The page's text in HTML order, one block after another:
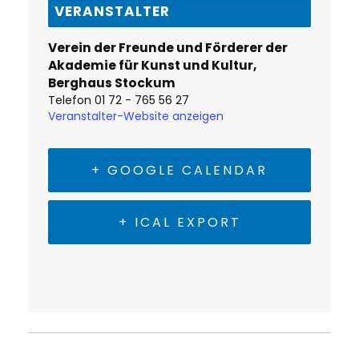
VERANSTALTER
Verein der Freunde und Förderer der
Akademie für Kunst und Kultur,
Berghaus Stockum
Telefon 01 72 - 765 56 27
Veranstalter-Website anzeigen
+ GOOGLE CALENDAR
+ ICAL EXPORT